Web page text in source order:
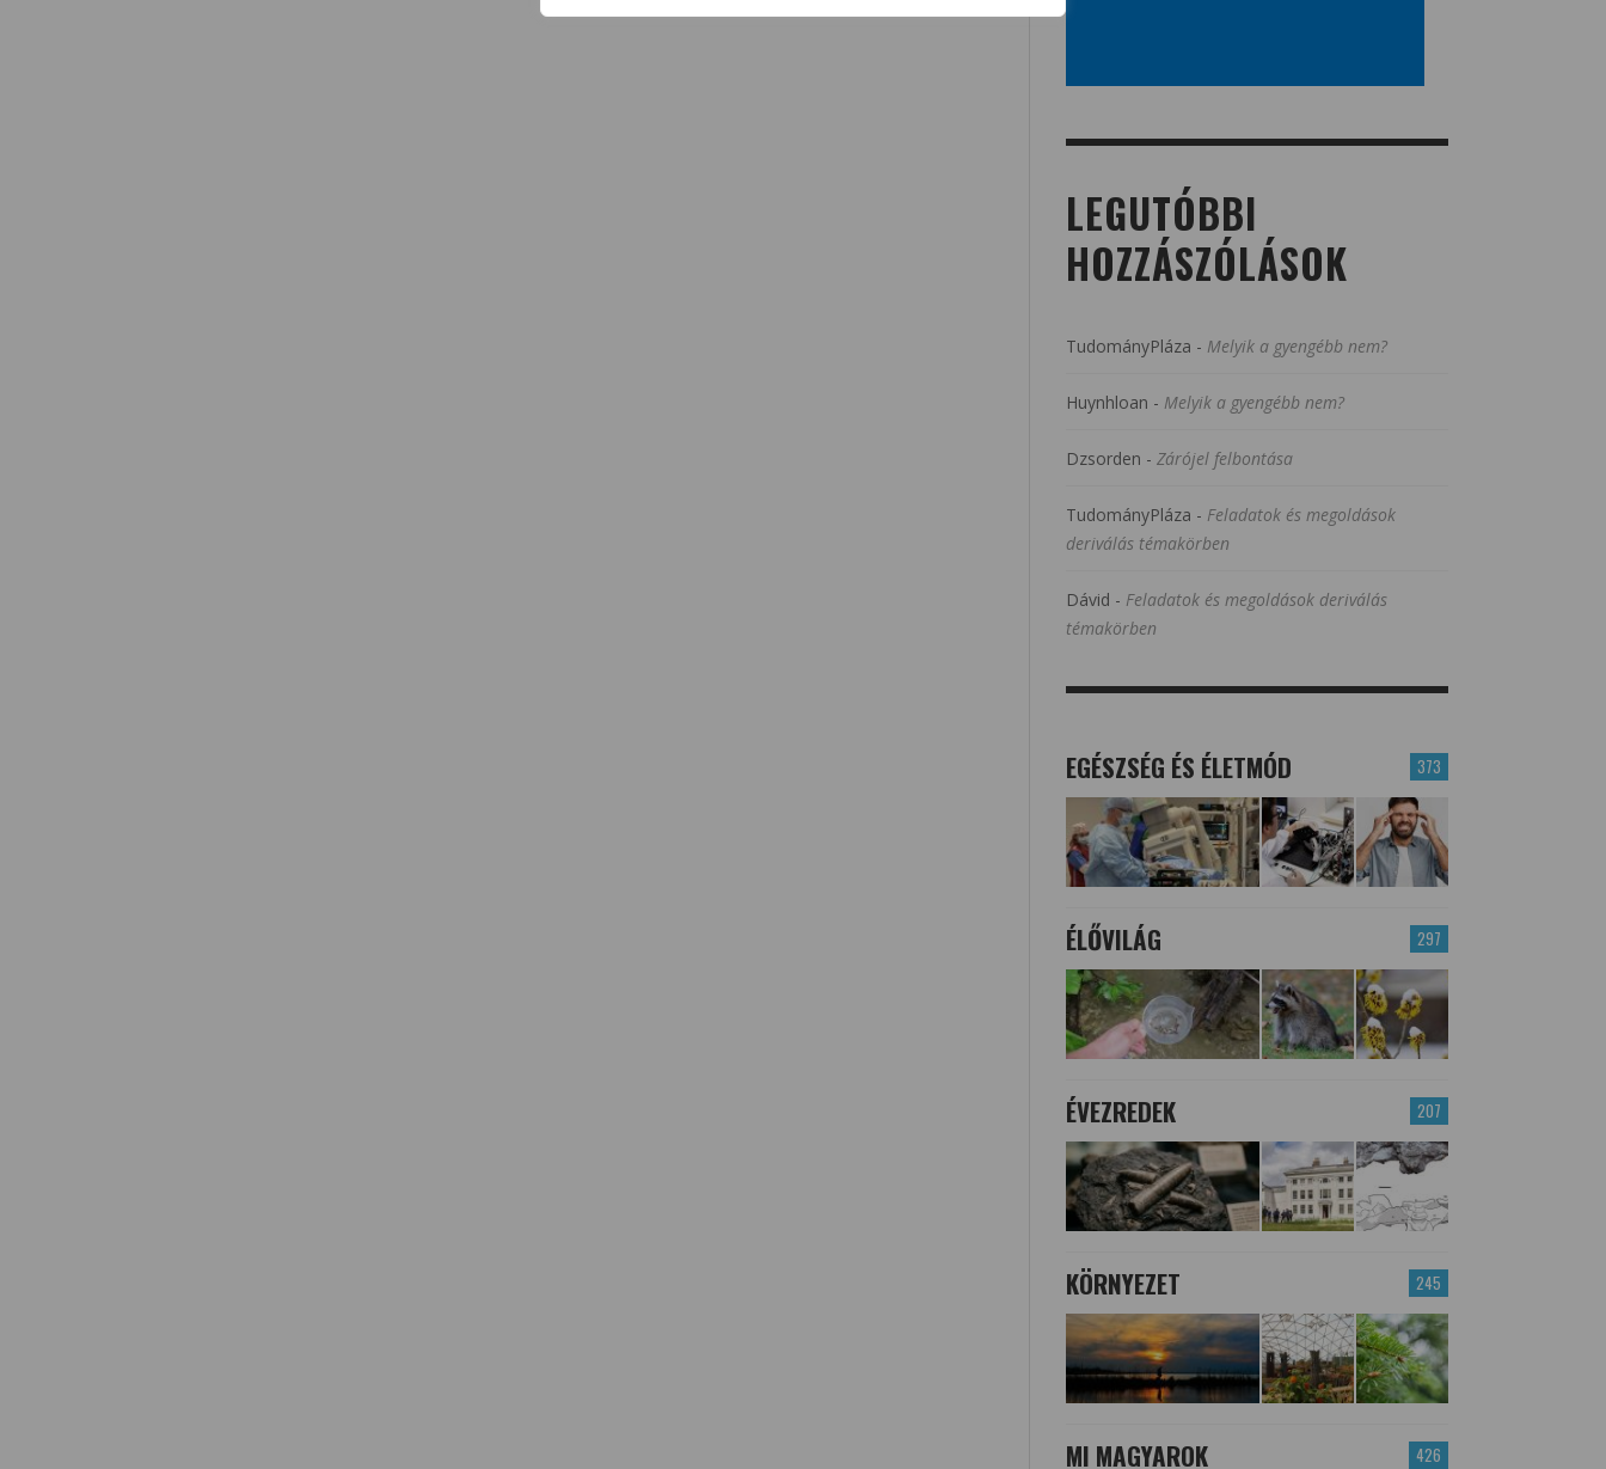
LEGUTÓBBI
HOZZÁSZÓLÁSOK
TudományPláza - Melyik a gyengébb nem?
Huynhloan - Melyik a gyengébb nem?
Dzsorden - Zárójel felbontása
TudományPláza - Feladatok és megoldások
deriválás témakörben
Dávid - Feladatok és megoldások deriválás
témakörben
373
EGÉSZSÉG ÉS ÉLETMÓD
297
ÉLŐVILÁG
207
ÉVEZREDEK
245
KÖRNYEZET
426
MI MAGYAROK